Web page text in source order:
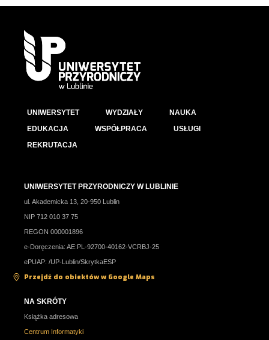
UNIWERSYTET WYDZIAŁY
NAUKA
EDUKACJA
WSPÓŁPRACA
USŁUGI
REKRUTACJA
UNIWERSYTET PRZYRODNICZY W LUBLINIE
ul. Akademicka 13, 20-950 Lublin
NIP 712 010 37 75
REGON 000001896
e-Doręczenia: AE:PL-92700-40162-VCRBJ-25
ePUAP: /UP-Lublin/SkrytkaESP
Przejdź do obiektów w Google Maps
NA SKRÓTY
Książka adresowa
Centrum Informatyki